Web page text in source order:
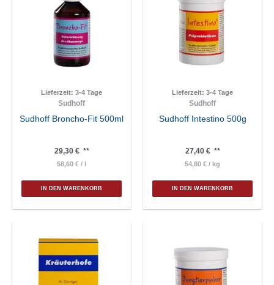
Lieferzeit: 3-4 Tage
Sudhoff
Sudhoff Broncho-Fit 500ml
29,30 €**
58,60 € /
IN DEN WARENKORB
Lieferzeit: 3-4 Tage
Sudhoff
Sudhoff Intestino 500g
27,40 €**
54,80 € / kg
IN DEN WARENKORB